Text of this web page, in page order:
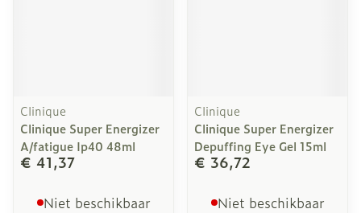
Clinique
Clinique Super Energizer
A/fatigue Ip40 48ml
€ 41,37
Niet beschikbaar
Clinique
Clinique Super Energizer
Depuffing Eye Gel 15ml
€ 36,72
Niet beschikbaar